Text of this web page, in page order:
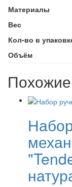
Материалы
Вес
Кол-во в
Объём